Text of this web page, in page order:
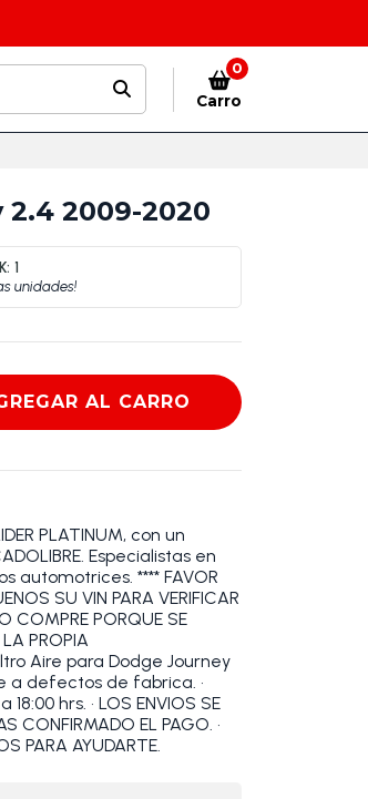
0
Carro
2009-2020
1
unidades!
AL CARRO
PLATINUM, con un
Especialistas en
automotrices. **** FAVOR
SU VIN PARA VERIFICAR
COMPRE PORQUE SE
PROPIA
Aire para Dodge Journey
a defectos de fabrica. •
hrs. • LOS ENVIOS SE
CONFIRMADO EL PAGO. •
PARA AYUDARTE.